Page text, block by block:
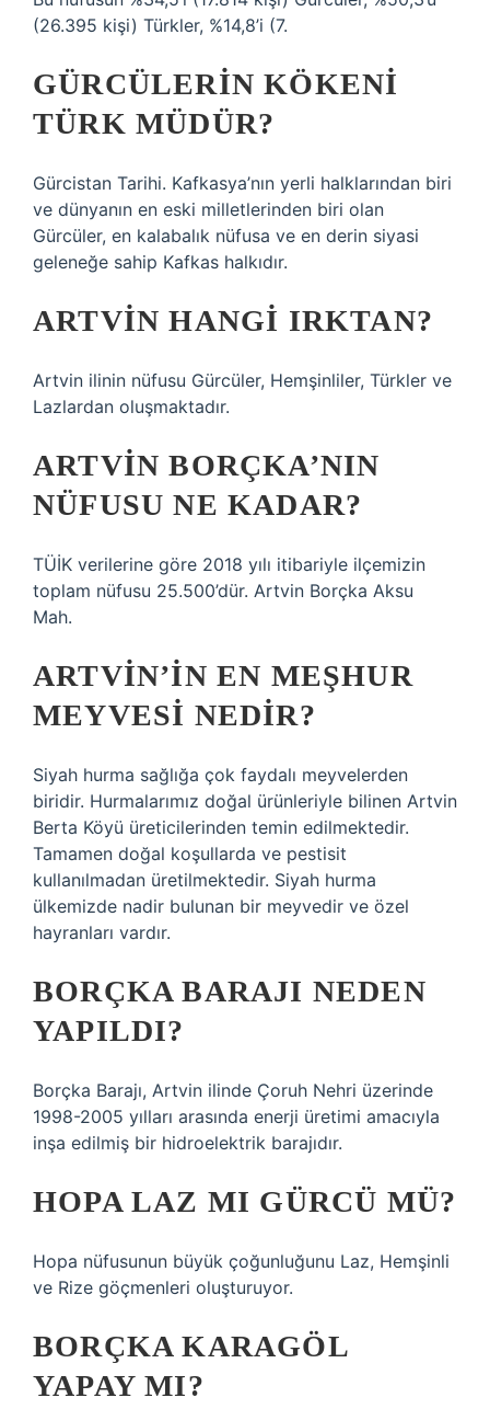
(26.395 kişi) Türkler, %14,8’i (7.
GÜRCÜLERIN KÖKENI
TÜRK MÜDÜR?
Gürcistan Tarihi. Kafkasya’nın yerli halklarından biri
ve dünyanın en eski milletlerinden biri olan
Gürcüler, en kalabalık nüfusa ve en derin siyasi
geleneğe sahip Kafkas halkıdır.
ARTVIN HANGI IRKTAN?
Artvin ilinin nüfusu Gürcüler, Hemşinliler, Türkler ve
Lazlardan oluşmaktadır.
ARTVIN BORÇKA’NIN
NÜFUSU NE KADAR?
TÜİK verilerine göre 2018 yılı itibariyle ilçemizin
toplam nüfusu 25.500’dür. Artvin Borçka Aksu
Mah.
ARTVIN’IN EN MEŞHUR
MEYVESI NEDIR?
Siyah hurma sağlığa çok faydalı meyvelerden
biridir. Hurmalarımız doğal ürünleriyle bilinen Artvin
Berta Köyü üreticilerinden temin edilmektedir.
Tamamen doğal koşullarda ve pestisit
kullanılmadan üretilmektedir. Siyah hurma
ülkemizde nadir bulunan bir meyvedir ve özel
hayranları vardır.
BORÇKA BARAJI NEDEN
YAPILDI?
Borçka Barajı, Artvin ilinde Çoruh Nehri üzerinde
1998-2005 yılları arasında enerji üretimi amacıyla
inşa edilmiş bir hidroelektrik barajıdır.
HOPA LAZ MI GÜRCÜ MÜ?
Hopa nüfusunun büyük çoğunluğunu Laz, Hemşinli
ve Rize göçmenleri oluşturuyor.
BORÇKA KARAGÖL
YAPAY MI?